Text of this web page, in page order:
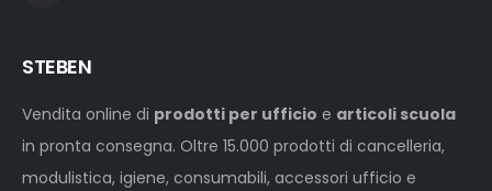
STEBEN
Vendita online di prodotti per ufficio e articoli scuola
in pronta consegna. Oltre 15.000 prodotti di cancelleria,
modulistica, igiene, consumabili, accessori ufficio e